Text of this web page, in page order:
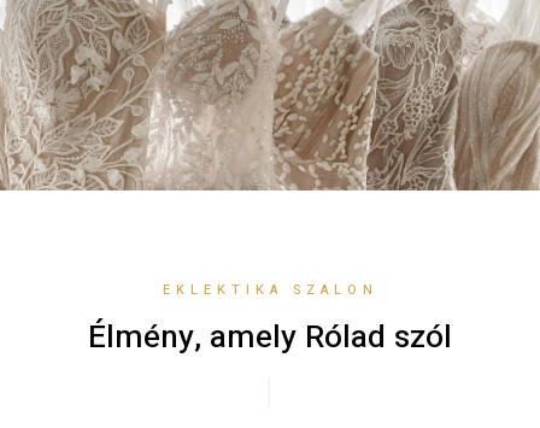
EKLEKTIKA SZALON
Élmény, amely Rólad szól